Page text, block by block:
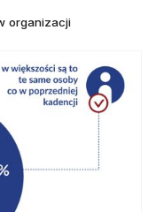
organizacji